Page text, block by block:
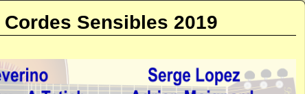
Sensibles 2019